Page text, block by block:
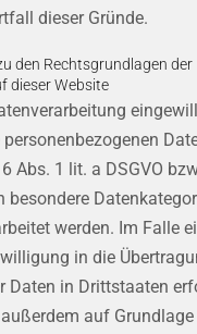
dieser Gründe.
den Rechtsgrundlagen der
dieser Website
Abs. 1 lit. a DSGVO
besondere
werden. Im Falle
in die
Daten in Drittstaaten
auf